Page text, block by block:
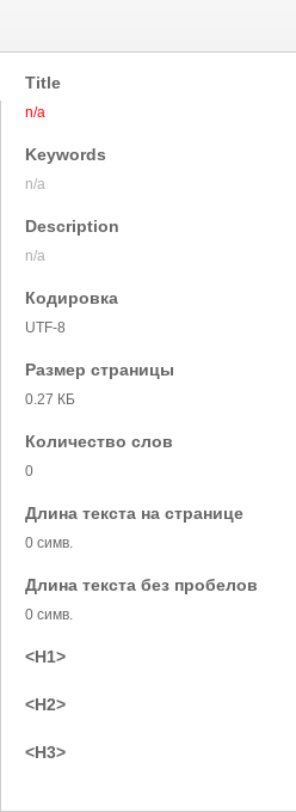
Title
n/a
Keywords
n/a
Description
n/a
Кодировка
UTF-8
Размер страницы
0.27 КБ
Количество слов
0
Длина текста на странице
0 симв.
Длина текста без пробелов
0 симв.
<H1>
<H2>
<H3>